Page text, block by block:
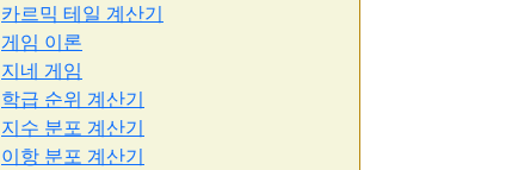
카르믹 테일 계산기
게임 이론
지네 게임
학급 순위 계산기
지수 분포 계산기
이항 분포 계산기